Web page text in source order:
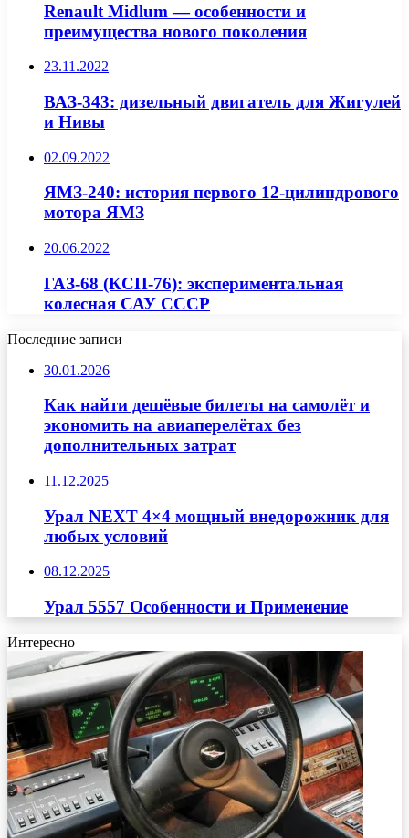
Renault Midlum — особенности и
преимущества нового поколения
23.11.2022
ВАЗ-343: дизельный двигатель для Жигулей
и Нивы
02.09.2022
ЯМЗ-240: история первого 12-цилиндрового
мотора ЯМЗ
20.06.2022
ГАЗ-68 (КСП-76): экспериментальная
колесная САУ СССР
Последние записи
30.01.2026
Как найти дешёвые билеты на самолёт и
экономить на авиаперелётах без
дополнительных затрат
11.12.2025
Урал NEXT 4×4 мощный внедорожник для
любых условий
08.12.2025
Урал 5557 Особенности и Применение
Интересно